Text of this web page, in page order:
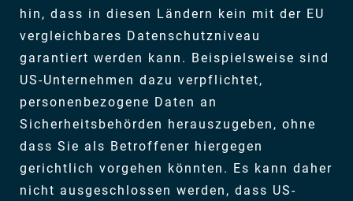
hin, dass in diesen Ländern kein mit der EU
vergleichbares Datenschutzniveau
garantiert werden kann. Beispielsweise sind
US-Unternehmen dazu verpflichtet,
personenbezogene Daten an
Sicherheitsbehörden herauszugeben, ohne
dass Sie als Betroffener hiergegen
gerichtlich vorgehen könnten. Es kann daher
nicht ausgeschlossen werden, dass US-